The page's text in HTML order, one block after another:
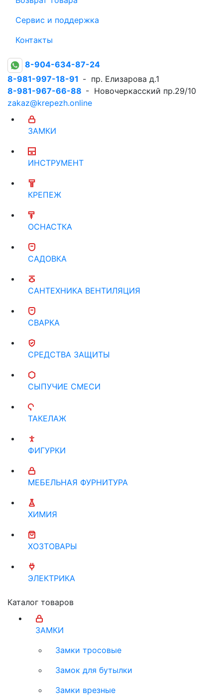
Сервис и поддержка
Контакты
8-904-634-87-24
8-981-997-18-91 - пр. Елизарова д.1
8-981-967-66-88 - Новочеркасский пр.29/10
zakaz@krepezh.online
ЗАМКИ
ИНСТРУМЕНТ
КРЕПЕЖ
ОСНАСТКА
САДОВКА
САНТЕХНИКА ВЕНТИЛЯЦИЯ
СВАРКА
СРЕДСТВА ЗАЩИТЫ
СЫПУЧИЕ СМЕСИ
ТАКЕЛАЖ
ФИГУРКИ
МЕБЕЛЬНАЯ ФУРНИТУРА
ХИМИЯ
ХОЗТОВАРЫ
ЭЛЕКТРИКА
Каталог товаров
ЗАМКИ
Замки тросовые
Замок для бутылки
Замки врезные